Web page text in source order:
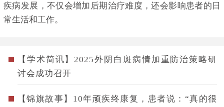
疾病发展，不仅会增加后期治疗难度，还会影响患者的日
常生活和工作。
【学术简讯】2025外阴白斑病情加重防治策略研
讨会成功召开
【锦旗故事】10年顽疾终康复，患者说：“真的很